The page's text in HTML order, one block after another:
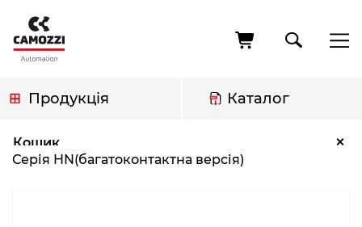
основного
вмісту
Продукція Каталог
Кошик ×
навіґації
Серія HN(багатоконтактна версія)